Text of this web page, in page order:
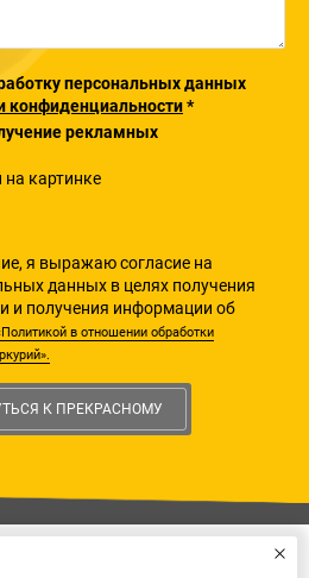
персональных данных
конфиденциальности*
рекламных
на картинке
я выражаю согласие на
данных в целях получения
и получения информации об
в отношении обработки
К ПРЕКРАСНОМУ